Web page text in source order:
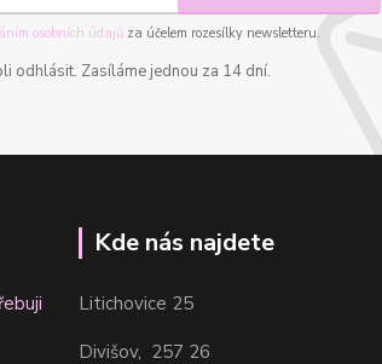
osobních údajů za účelem rozesílky newsletteru.
odhlásit. Zasíláme jednou za 14 dní.
Kde nás najdete
Litichovice 25
Divišov, 257 26